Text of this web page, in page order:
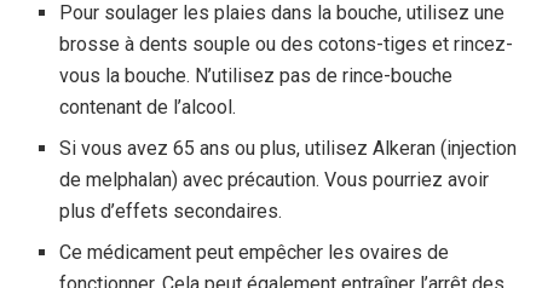
Pour soulager les plaies dans la bouche, utilisez une
brosse à dents souple ou des cotons-tiges et rincez-
vous la bouche. N’utilisez pas de rince-bouche
contenant de l’alcool.
Si vous avez 65 ans ou plus, utilisez Alkeran (injection
de melphalan) avec précaution. Vous pourriez avoir
plus d’effets secondaires.
Ce médicament peut empêcher les ovaires de